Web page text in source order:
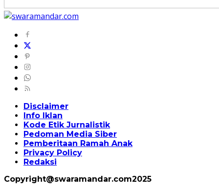
Disclaimer
Info Iklan
Kode Etik Jurnalistik
Pedoman Media Siber
Pemberitaan Ramah Anak
Privacy Policy
Redaksi
Copyright@swaramandar.com2025